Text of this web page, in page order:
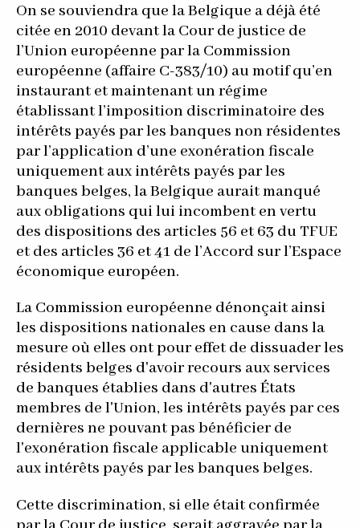
On se souviendra que la Belgique a déjà été
citée en 2010 devant la Cour de justice de
l’Union européenne par la Commission
européenne (affaire C-383/10) au motif qu’en
instaurant et maintenant un régime
établissant l’imposition discriminatoire des
intérêts payés par les banques non résidentes
par l’application d’une exonération fiscale
uniquement aux intérêts payés par les
banques belges, la Belgique aurait manqué
aux obligations qui lui incombent en vertu
des dispositions des articles 56 et 63 du TFUE
et des articles 36 et 41 de l’Accord sur l’Espace
économique européen.
La Commission européenne dénonçait ainsi
les dispositions nationales en cause dans la
mesure où elles ont pour effet de dissuader les
résidents belges d'avoir recours aux services
de banques établies dans d'autres États
membres de l'Union, les intérêts payés par ces
dernières ne pouvant pas bénéficier de
l'exonération fiscale applicable uniquement
aux intérêts payés par les banques belges.
Cette discrimination, si elle était confirmée